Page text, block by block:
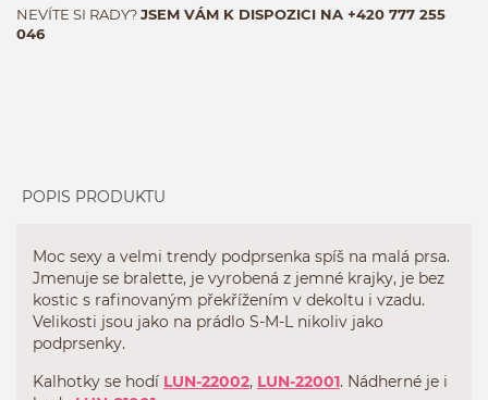
NEVÍTE SI RADY?JSEM VÁM K DISPOZICI NA +420 777 255
046
POPIS PRODUKTU
Moc sexy a velmi trendy podprsenka spíš na malá prsa.
Jmenuje se bralette, je vyrobená z jemné krajky, je bez
kostic s rafinovaným překřížením v dekoltu i vzadu.
Velikosti jsou jako na prádlo S-M-L nikoliv jako
podprsenky.
Kalhotky se hodí LUN-22002, LUN-22001. Nádherné je i